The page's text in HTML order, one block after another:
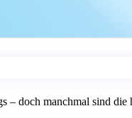
doch manchmal sind